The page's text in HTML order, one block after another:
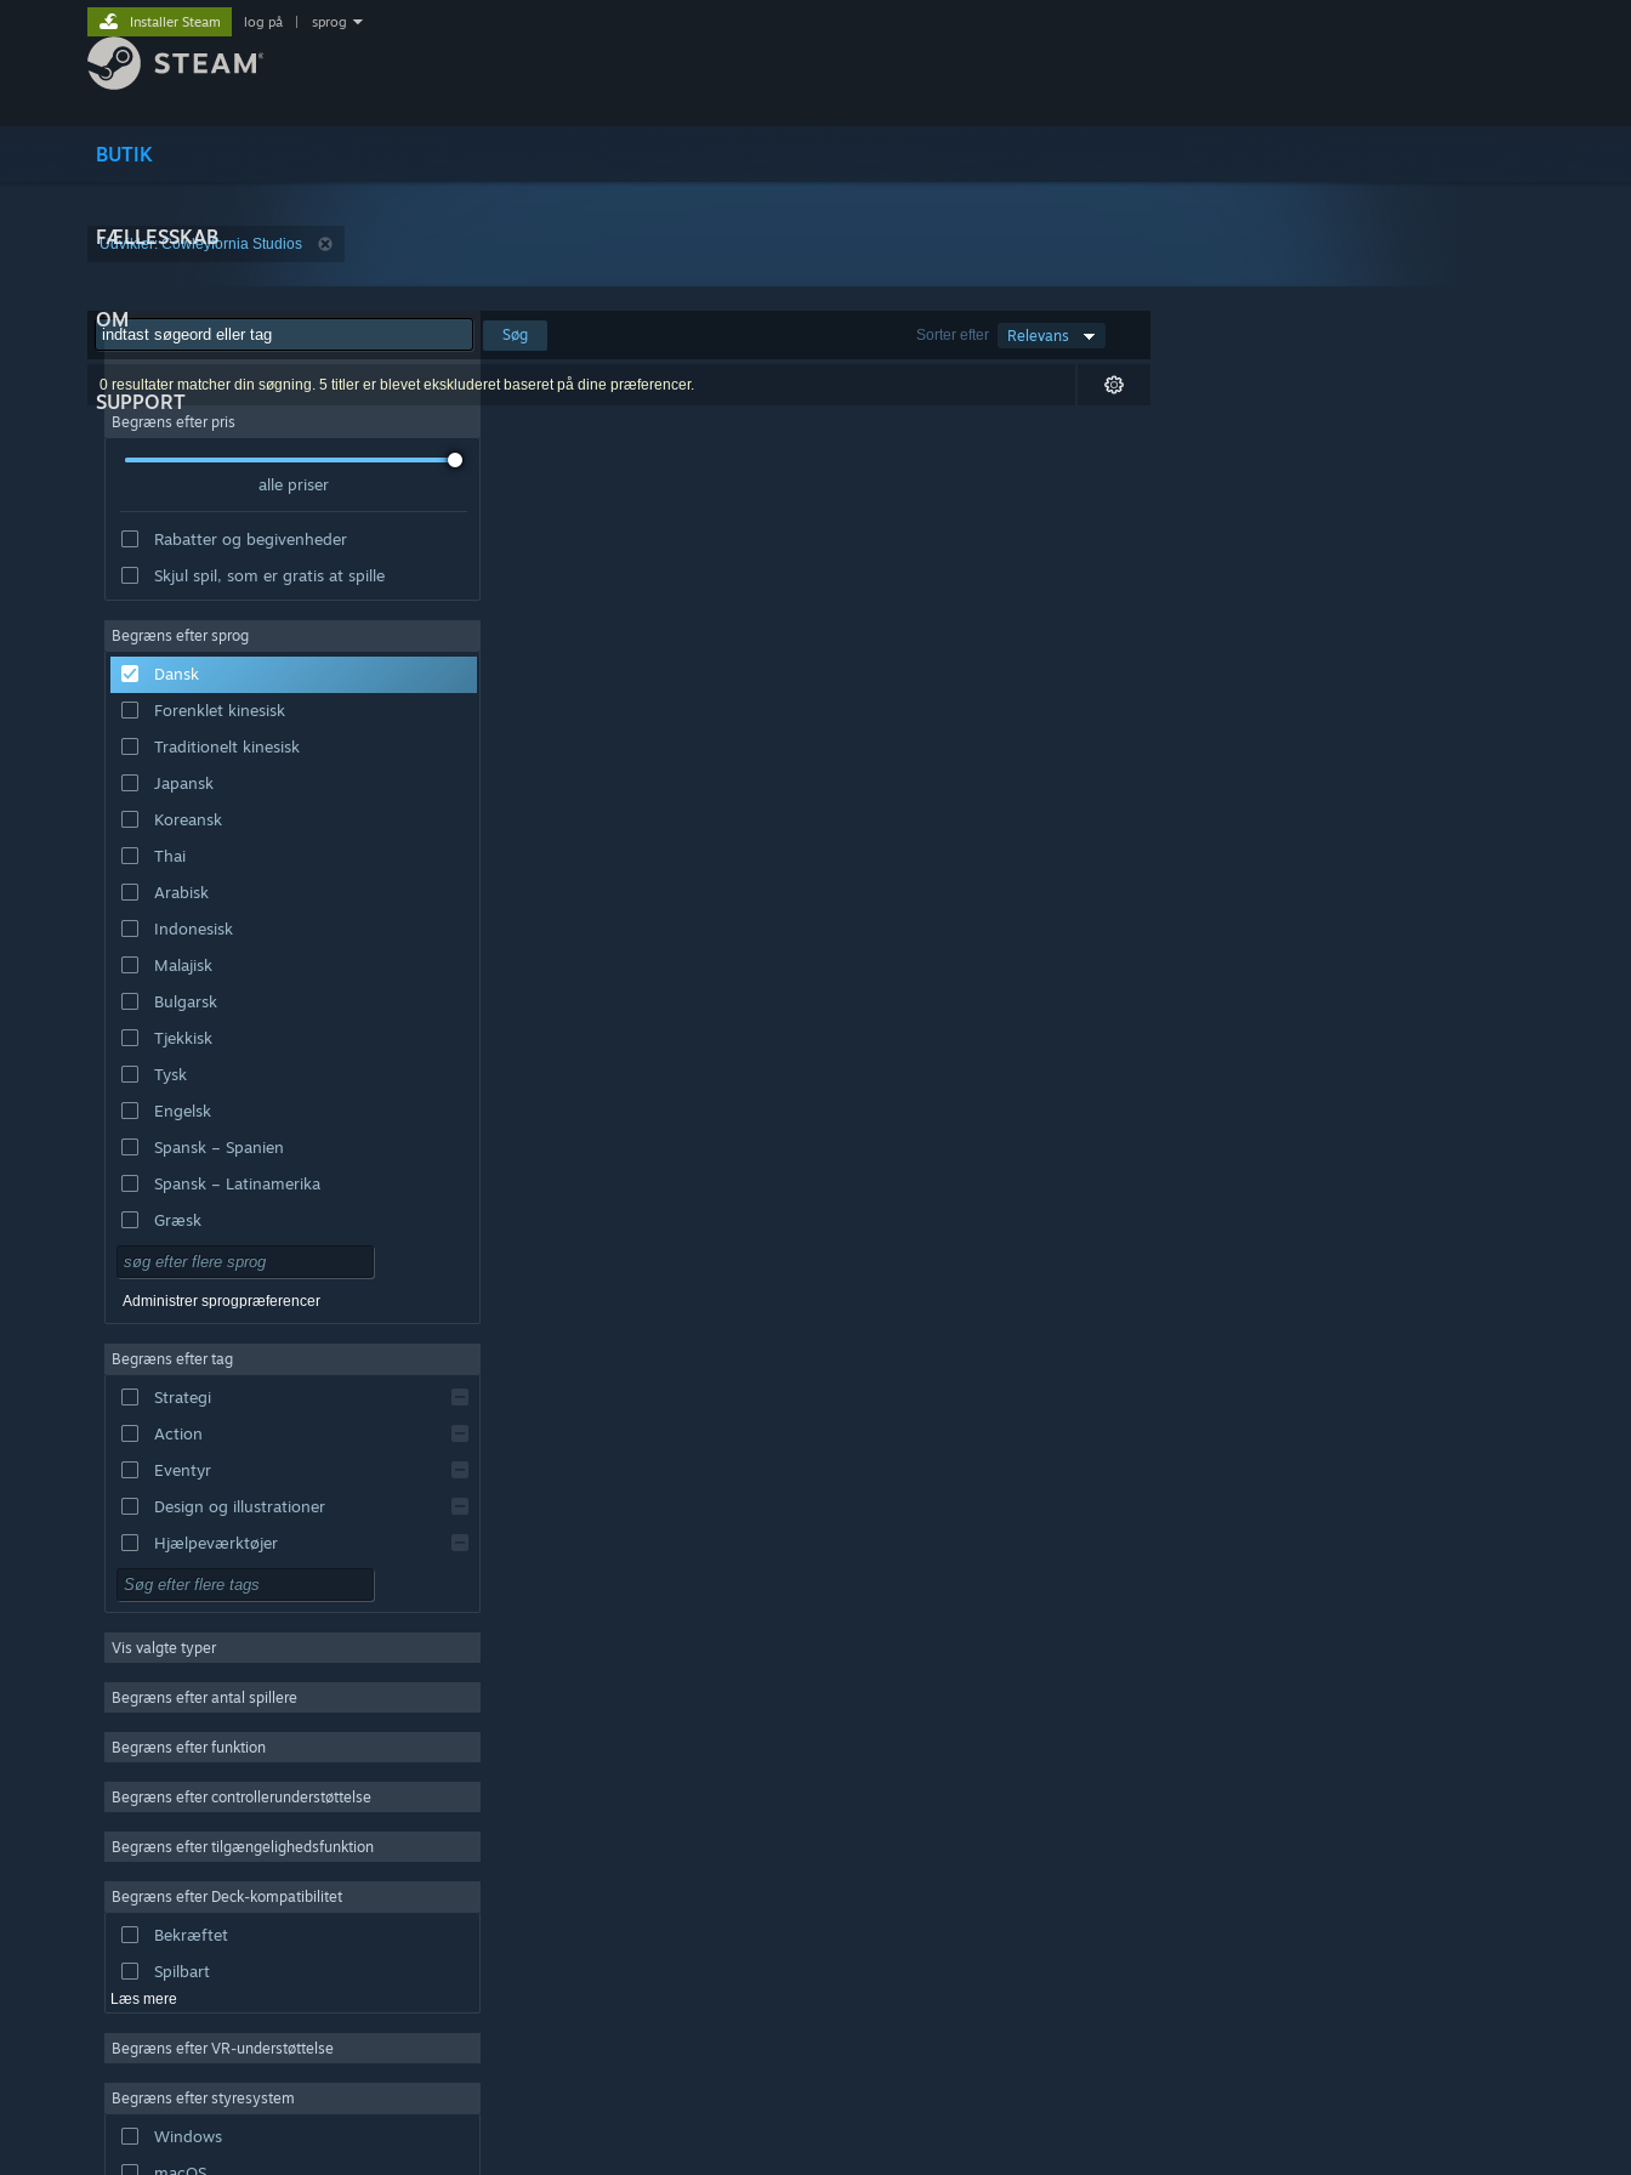
BUTIK
FÆLLESSKAB
OM
SUPPORT
Installer Steam log på sprog
Udvikler: Cowleyfornia Studios
Sorter efter Relevans
Søg
0 resultater matcher din søgning. 5 titler er blevet ekskluderet baseret på dine præferencer.
Begræns efter pris
alle priser
Rabatter og begivenheder
Skjul spil, som er gratis at spille
Begræns efter sprog
Dansk
Forenklet kinesisk
Traditionelt kinesisk
Japansk
Koreansk
Thai
Arabisk
Indonesisk
Malajisk
Bulgarsk
Tjekkisk
Tysk
Engelsk
Spansk – Spanien
Spansk – Latinamerika
Græsk
Administrer sprogpræferencer
Begræns efter tag
Strategi
Action
Eventyr
Design og illustrationer
Hjælpeværktøjer
Gratis at spille
Massiv multiplayer
Indie
Simulation
Videoproduktion
Billedredigering
Vis valgte typer
Begræns efter antal spillere
Begræns efter funktion
Begræns efter controllerunderstøttelse
Begræns efter tilgængelighedsfunktion
Begræns efter Deck-kompatibilitet
Bekræftet
Spilbart
Læs mere
Begræns efter VR-understøttelse
Begræns efter styresystem
Windows